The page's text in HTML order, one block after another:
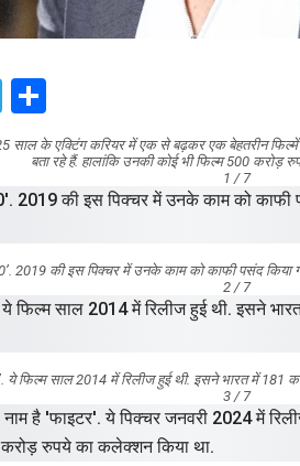
Telegram
साल के एक्टिंग करियर में एक से बढ़कर एक बेहतरीन
बता रहे हैं. हालांकि उनकी कोई भी फिल्म 500 करोड़
1 / 7
2019 की इस पिक्चर में उनके काम को काफी पसंद किया
2 / 7
ये फिल्म साल 2014 में रिलीज हुई थी. इसने भारत में 181
3 / 7